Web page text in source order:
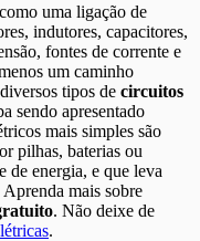
uma ligação de
indutores, capacitores,
fontes de corrente e
um caminho
tipos de circuitos
sendo apresentado
mais simples são
pilhas, baterias ou
de energia, e que leva
mais sobre
. Não deixe de
.